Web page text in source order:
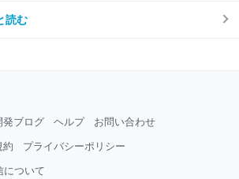
読む
発ブログ ヘルプ お問い合わせ
約 プライバシーポリシー
について